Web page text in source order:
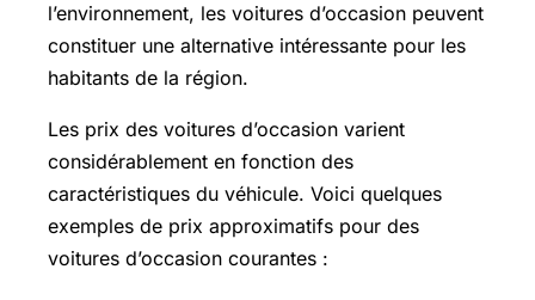
l’environnement, les voitures d’occasion peuvent
constituer une alternative intéressante pour les
habitants de la région.
Les prix des voitures d’occasion varient
considérablement en fonction des
caractéristiques du véhicule. Voici quelques
exemples de prix approximatifs pour des
voitures d’occasion courantes :